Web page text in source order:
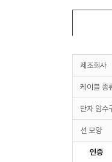
제조회사
케이블 종
단자 암수
선 모양
인증